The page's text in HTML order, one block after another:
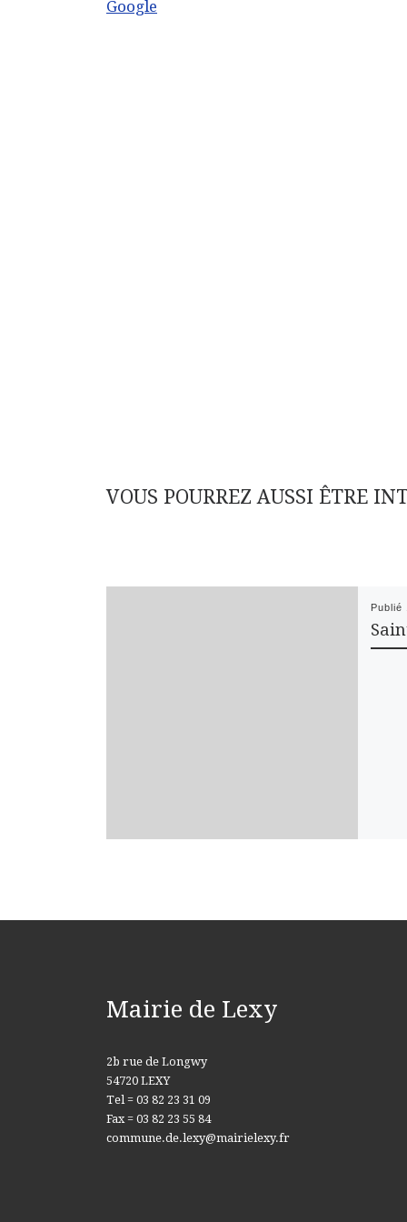
Google
VOUS POURREZ AUSSI ÊTRE
Publié
Mairie de Lexy
2b rue de Longwy
54720 LEXY
Tel = 03 82 23 31 09
Fax = 03 82 23 55 84
commune.de.lexy@mairielexy.fr